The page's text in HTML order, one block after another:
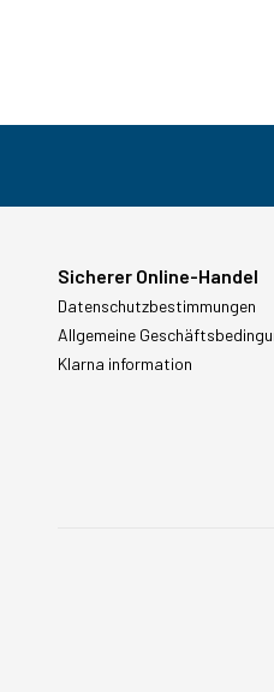
Sicherer Online-Handel
Datenschutzbestimmungen
Allgemeine
Klarna information